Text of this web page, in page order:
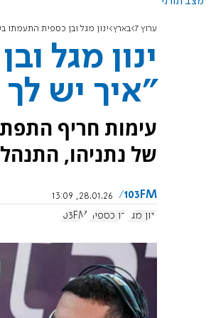
ערוץ 7 בארץ ינון מגל ובן כספית התעמתו
ינון מגל
"איך יש
של נתניהו,
103FM
28.01.26, 13:09
ינון מגל
בן כספית 103FM